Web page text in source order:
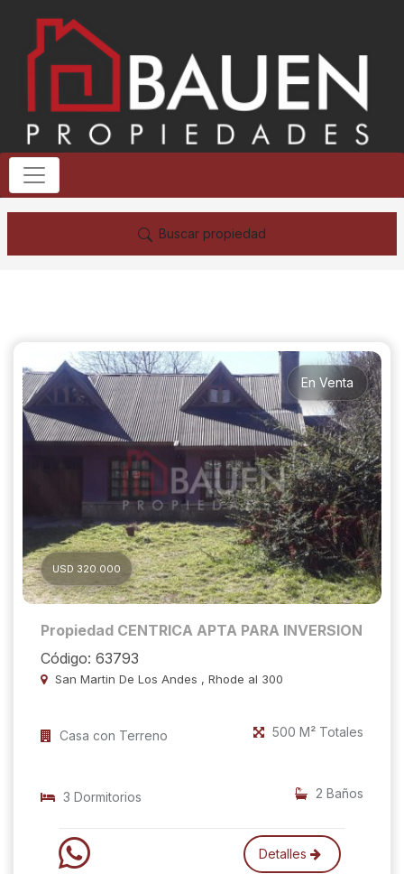
Buscar propiedad
En Venta
USD 320.000
Propiedad CENTRICA APTA PARA INVERSION
Código: 63793
San Martin De Los Andes , Rhode al 300
Casa con Terreno 500 M² Totales
3 Dormitorios 2 Baños
Detalles